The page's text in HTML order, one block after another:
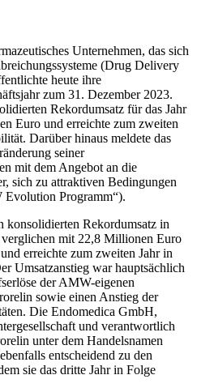
Unternehmen, das sich
(Drug Delivery
heute ihre
zum 31. Dezember 2023.
Rekordumsatz für das Jahr
Euro und erreichte zum zweiten
Darüber hinaus meldete das
seiner
mit dem Angebot an die
sich zu attraktiven Bedingungen
Programm“).
Rekordumsatz in
mit 22,8 Millionen Euro
erreichte zum zweiten Jahr in
Umsatzanstieg war hauptsächlich
der AMW-eigenen
sowie einen Anstieg der
Die Endomedica GmbH,
und verantwortlich
unter dem Handelsnamen
entscheidend zu den
sie das dritte Jahr in Folge